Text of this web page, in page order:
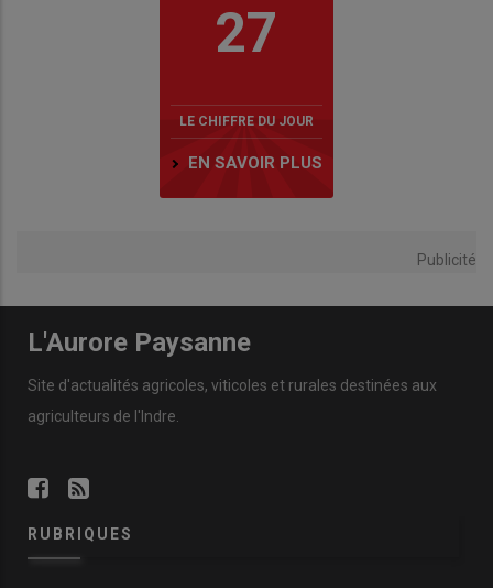
27
LE CHIFFRE DU JOUR
EN SAVOIR PLUS
Publicité
L'Aurore Paysanne
Site d'actualités agricoles, viticoles et rurales destinées aux
agriculteurs de l'Indre.
RUBRIQUES